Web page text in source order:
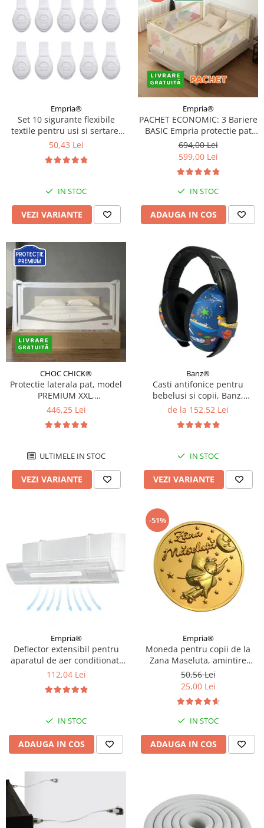
Empria®
Set 10 sigurante flexibile
textile pentru usi si sertare,
Empria, 20 cm, Diverse culori
50,43 Lei
IN STOC
VEZI VARIANTE
Empria®
PACHET ECONOMIC: 3 Bariere
BASIC Empria protectie pat
140X200 cm + bara
stabilizatoare
694,00 Lei
599,00 Lei
IN STOC
ADAUGA IN COS
CHOC CHICK®
Protectie laterala pat, model
PREMIUM XXL,
interconectabila, reglabila si
pana la 97 cm, Diverse
446,25 Lei
ULTIMELE IN STOC
VEZI VARIANTE
Banz®
Casti antifonice pentru
bebelusi si copii, Banz,
Bubzee, 3-36 luni, Diverse
de la 152,52 Lei
IN STOC
VEZI VARIANTE
Empria®
Deflector extensibil pentru
aparatul de aer conditionat,
Empria, Transparent
112,04 Lei
IN STOC
ADAUGA IN COS
-51%
Empria®
Moneda pentru copii de la
Zana Maseluta, amintire
primul dintisor de lapte
pierdut, Empria
50,56 Lei
25,00 Lei
IN STOC
ADAUGA IN COS